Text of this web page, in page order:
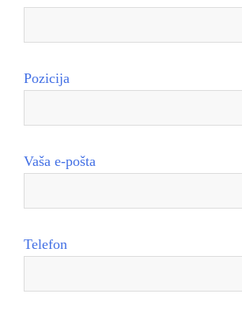
Pozicija
Vaša e-pošta
Telefon